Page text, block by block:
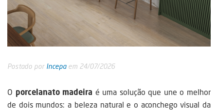
Postado por Incepaem 24/07/2026
O porcelanato madeira é uma solução que une o melhor
de dois mundos: a beleza natural e o aconchego visual da